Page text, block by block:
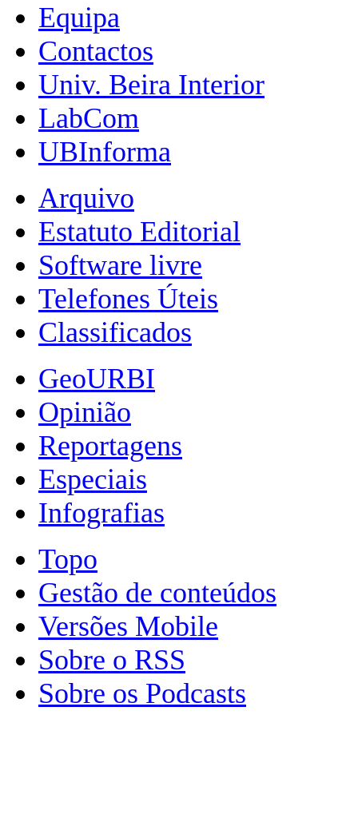
Equipa
Contactos
Univ. Beira Interior
LabCom
UBInforma
Arquivo
Estatuto Editorial
Software livre
Telefones Úteis
Classificados
GeoURBI
Opinião
Reportagens
Especiais
Infografias
Topo
Gestão de conteúdos
Versões Mobile
Sobre o RSS
Sobre os Podcasts